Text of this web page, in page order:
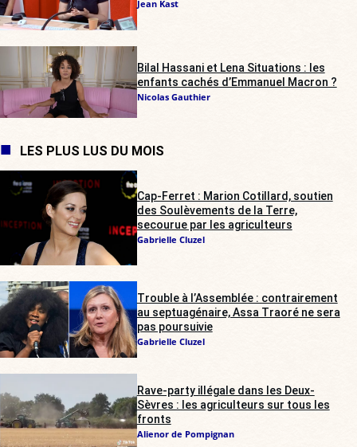
Jean Kast
Bilal Hassani et Lena Situations : les
enfants cachés d’Emmanuel Macron ?
Nicolas Gauthier
LES PLUS LUS DU MOIS
Cap-Ferret : Marion Cotillard, soutien
des Soulèvements de la Terre,
secourue par les agriculteurs
Gabrielle Cluzel
Trouble à l’Assemblée : contrairement
au septuagénaire, Assa Traoré ne sera
pas poursuivie
Gabrielle Cluzel
Rave-party illégale dans les Deux-
Sèvres : les agriculteurs sur tous les
fronts
Alienor de Pompignan